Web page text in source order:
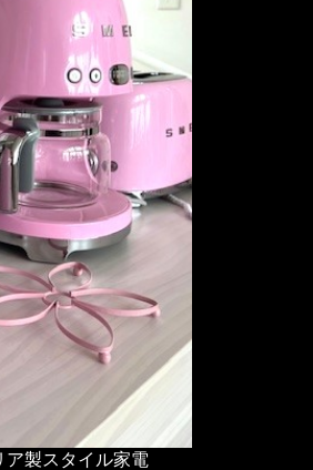
製スタイル家電